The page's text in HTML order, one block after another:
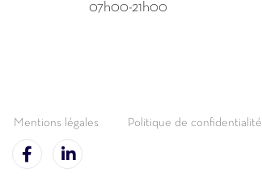
07h00-21h00
Mentions légales Politique de confidentialité